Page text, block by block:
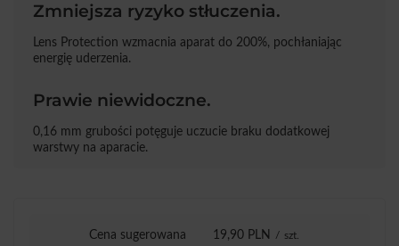
Zmniejsza ryzyko stłuczenia.
Lens Protection wzmacnia aparat do 200%, pochłaniając
energię uderzenia.
Prawie niewidoczne.
0,16 mm grubości potęguje uczucie braku dodatkowej
warstwy na aparacie.
Cena sugerowana 19,90 PLN / szt.